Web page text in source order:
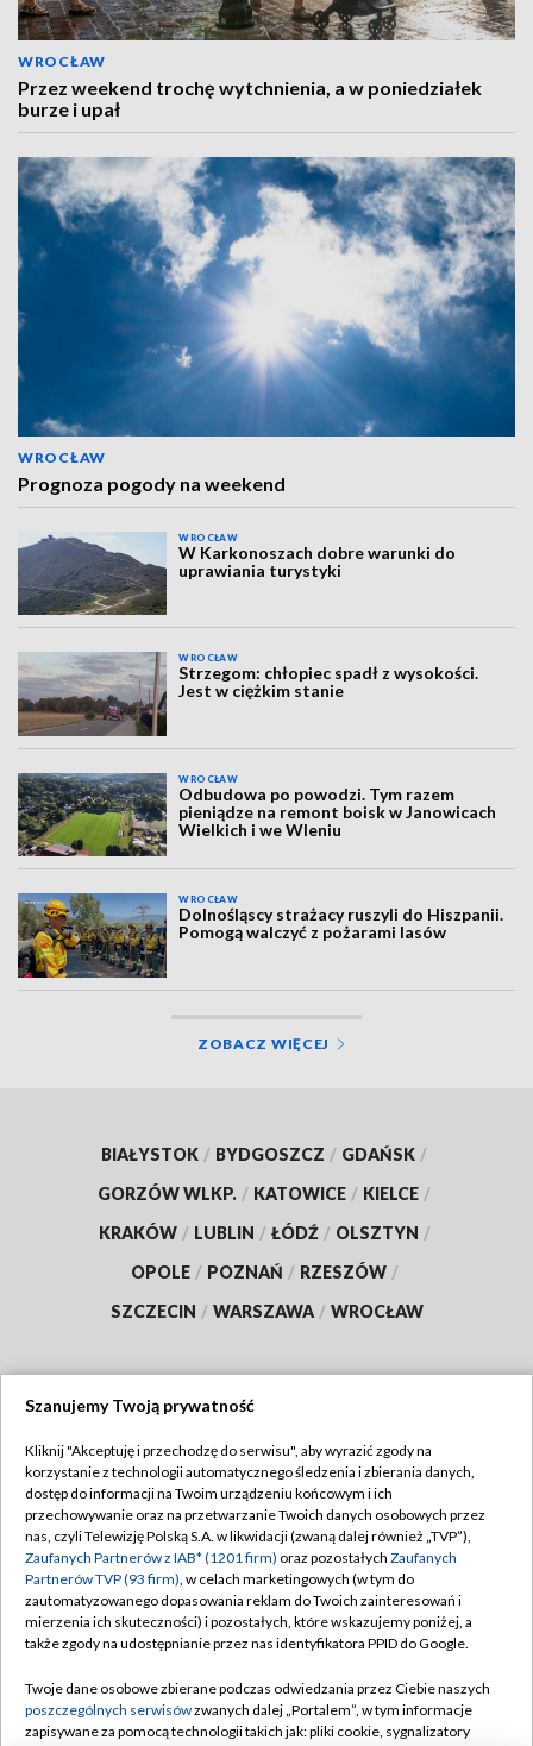
WROCŁAW
Przez weekend trochę wytchnienia, a w poniedziałek
burze i upał
WROCŁAW
Prognoza pogody na weekend
WROCŁAW
W Karkonoszach dobre warunki do
uprawiania turystyki
WROCŁAW
Strzegom: chłopiec spadł z wysokości.
Jest w ciężkim stanie
WROCŁAW
Odbudowa po powodzi. Tym razem
pieniądze na remont boisk w Janowicach
Wielkich i we Wleniu
WROCŁAW
Dolnośląscy strażacy ruszyli do Hiszpanii.
Pomogą walczyć z pożarami lasów
ZOBACZ WIĘCEJ
BIAŁYSTOK / BYDGOSZCZ / GDAŃSK /
GORZÓW WLKP. / KATOWICE / KIELCE /
KRAKÓW / LUBLIN / ŁÓDŹ / OLSZTYN /
OPOLE / POZNAŃ / RZESZÓW /
SZCZECIN / WARSZAWA / WROCŁAW
TVP
Abonament TVP
Emisja w TVP
Centrum informacji TVP
Naziemna Telewizja Cyfrowa
Rada Programowa
Regulamin TVP
Polityka prywatności
Moje zgody
Pomoc
Kontakt
Szanujemy Twoją prywatność
Kliknij "Akceptuję i przechodzę do serwisu", aby wyrazić zgody na
korzystanie z technologii automatycznego śledzenia i zbierania danych,
dostęp do informacji na Twoim urządzeniu końcowym i ich
przechowywanie oraz na przetwarzanie Twoich danych osobowych przez
nas, czyli Telewizję Polską S.A. w likwidacji (zwaną dalej również „TVP”),
Zaufanych Partnerów z IAB* (1201 firm) oraz pozostałych Zaufanych
Partnerów TVP (93 firm), w celach marketingowych (w tym do
zautomatyzowanego dopasowania reklam do Twoich zainteresowań i
mierzenia ich skuteczności) i pozostałych, które wskazujemy poniżej, a
także zgody na udostępnianie przez nas identyfikatora PPID do Google.
Twoje dane osobowe zbierane podczas odwiedzania przez Ciebie naszych
poszczególnych serwisówzwanych dalej „Portalem”, w tym informacje
zapisywane za pomocą technologii takich jak: pliki cookie, sygnalizatory